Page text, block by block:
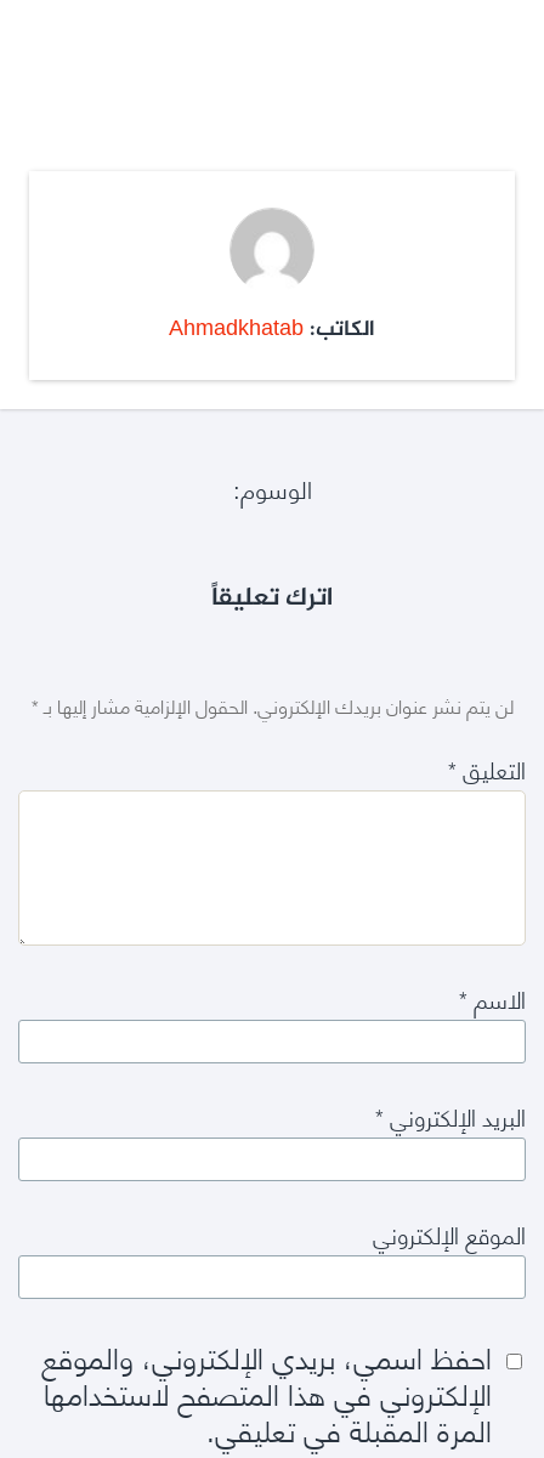
الكاتب: Ahmadkhatab
الوسوم:
اترك تعليقاً
لن يتم نشر عنوان بريدك الإلكتروني.الحقول الإلزامية مشار إليها بـ*
التعليق*
الاسم*
البريد الإلكتروني*
الموقع الإلكتروني
احفظ اسمي، بريدي الإلكتروني، والموقع
الإلكتروني في هذا المتصفح لاستخدامها
المرة المقبلة في تعليقي.